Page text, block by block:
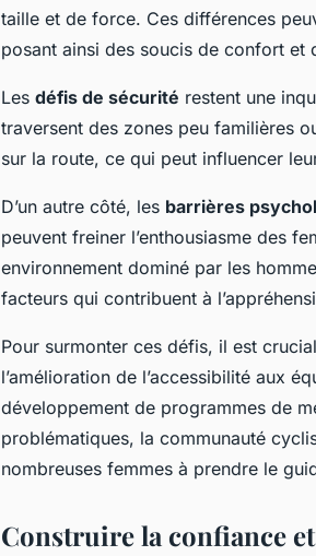
taille et de force. Ces différences
posant ainsi des soucis de confort et
Les défis de sécurité restent une
traversent des zones peu familières
sur la route, ce qui peut influencer
D’un autre côté, les barrières
peuvent freiner l’enthousiasme des
environnement dominé par les
facteurs qui contribuent à
Pour surmonter ces défis, il est
l’amélioration de l’accessibilité aux
développement de programmes de
problématiques, la communauté
nombreuses femmes à prendre le
Construire la confiance